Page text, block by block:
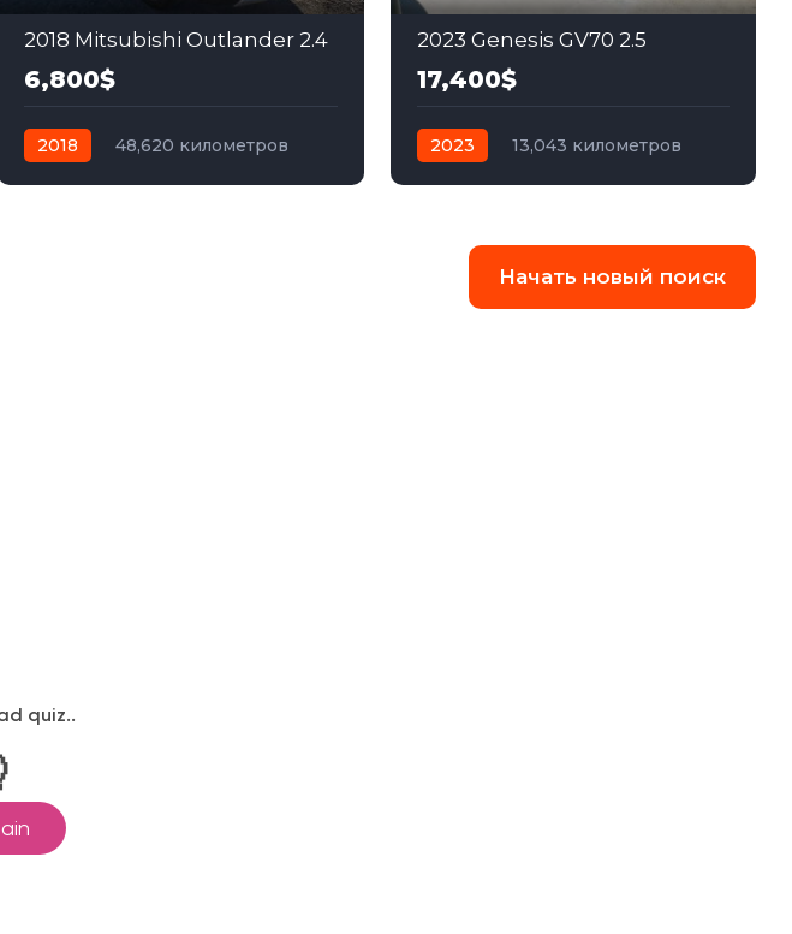
2018 Mitsubishi Outlander 2.4
6,800$
2018
48,620 километров
2023 Genesis GV70 2.5
17,400$
2023
13,043 километров
Начать новый поиск